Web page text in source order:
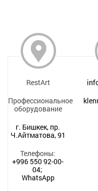
RestArt
Профессиональное
оборудование
г. Бишкек, пр.
Ч.Айтматова, 91
Телефоны:
+996 550 92-00-
04;
WhatsApp